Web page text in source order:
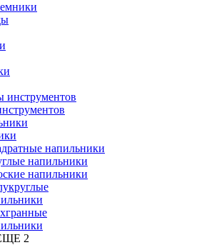
напильники
напильники
напильники
2